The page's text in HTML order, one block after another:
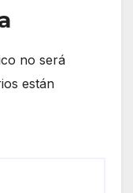
no será
están